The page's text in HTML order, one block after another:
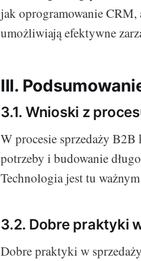
jak oprogramowanie
umożliwiają efektywne
III.
3.1. Wnioski z
W procesie sprzedaży
potrzeby i budowanie
Technologia jest tu
3.2. Dobre praktyki
Dobre praktyki w